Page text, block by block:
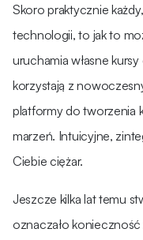
Skoro praktycznie
technologii, to jak to
uruchamia własne
korzystają z
platformy do tworzenia
marzeń. Intuicyjne,
Ciebie ciężar.
Jeszcze kilka lat temu
oznaczało